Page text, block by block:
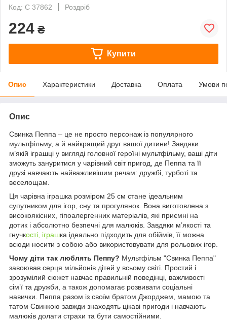
Код: С 37862
Роздріб
224 ₴
Купити
Опис Характеристики Доставка Оплата Умови
Опис
Свинка Пеппа – це не просто персонаж із популярного
мультфільму, а й найкращий друг вашої дитини! Завдяки
м’якій іграшці у вигляді головної героїні мультфільму, ваші діти
зможуть зануритися у чарівний світ пригод, де Пеппа та її
друзі навчають найважливішим речам: дружбі, турботі та
веселощам.
Ця чарівна іграшка розміром 25 см стане ідеальним
супутником для ігор, сну та прогулянок. Вона виготовлена ​​з
високоякісних, гіпоалергенних матеріалів, які приємні на
дотик і абсолютно безпечні для малюків. Завдяки м’якості та
гнучкості, іграшка ідеально підходить для обіймів, її можна
всюди носити з собою або використовувати для рольових ігор.
Чому діти так люблять Пеппу? Мультфільм "Свинка Пеппа"
завоював серця мільйонів дітей у всьому світі. Простий і
зрозумілий сюжет навчає правильній поведінці, важливості
сім’ї та дружби, а також допомагає розвивати соціальні
навички. Пеппа разом із своїм братом Джорджем, мамою та
татом Свинкою завжди знаходять цікаві пригоди і навчають
малюків долати страхи та бути самостійними.